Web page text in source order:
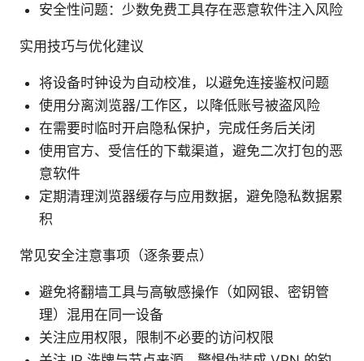
安全性问题：少数免费工具存在恶意软件注入风险
实用技巧与优化建议
将设备时钟设为自动校准，以避免连接鉴权问题
使用分离浏览器/工作区，以降低账号被盗风险
在需要时临时开启隐私保护，完成任务后关闭
使用官方、受信任的下载渠道，避免二次打包的恶
意软件
定期清理浏览器缓存与应用数据，避免隐私数据累
积
常见安全注意事项（逐条要点）
避免将翻墙工具与高敏感操作（如网银、密钥管
理）混用在同一设备
关注应用权限，限制不必要的访问权限